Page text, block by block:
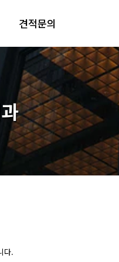
견적문의
다.